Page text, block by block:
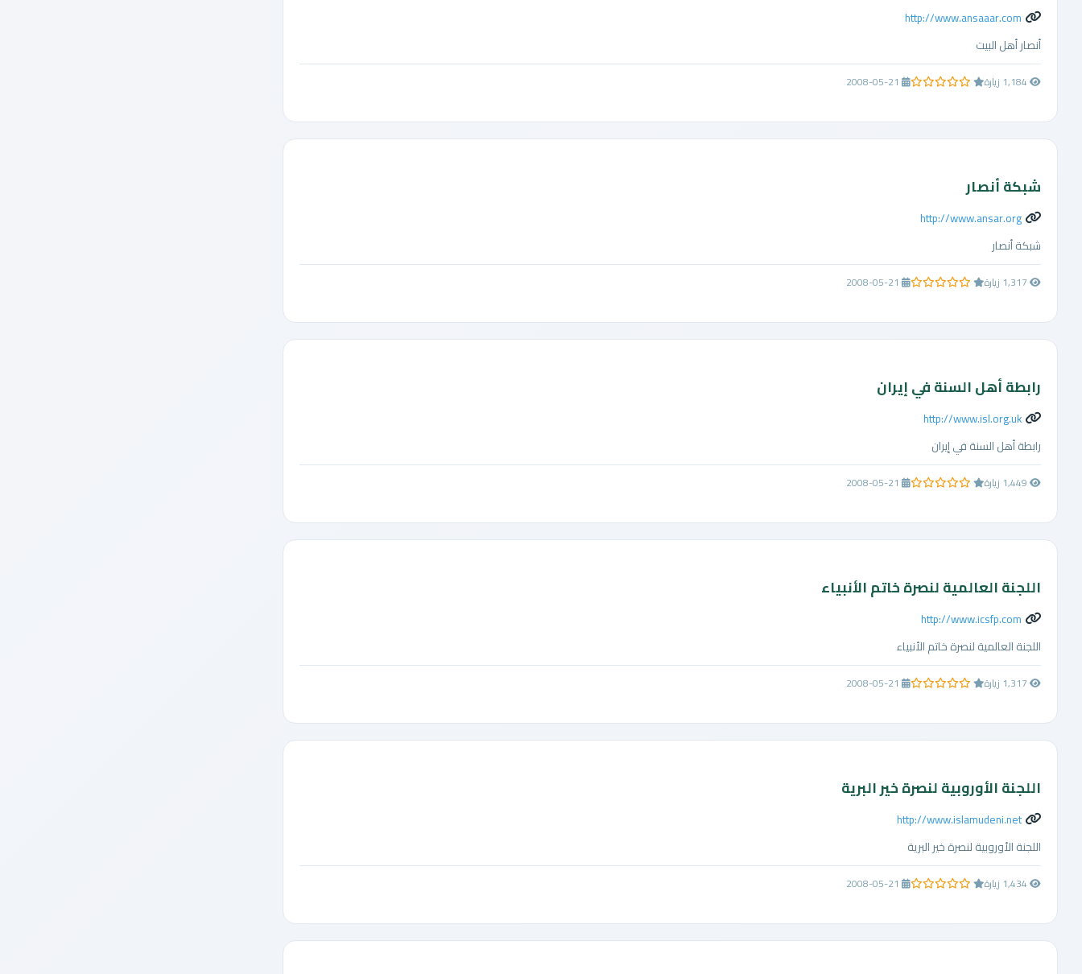
http://www.ansaaar.com
أنصار أهل البيت
0.0 من 5 نجوم
شبكة أنصار
http://www.ansar.org
شبكة أنصار
0.0 من 5 نجوم
رابطة أهل السنة في إيران
http://www.isl.org.uk
رابطة أهل السنة في إيران
0.0 من 5 نجوم
اللجنة العالمية لنصرة خاتم الأنبياء
http://www.icsfp.com
اللجنة العالمية لنصرة خاتم الأنبياء
0.0 من 5 نجوم
اللجنة الأوروبية لنصرة خير البرية
http://www.islamudeni.net
اللجنة الأوروبية لنصرة خير البرية
0.0 من 5 نجوم